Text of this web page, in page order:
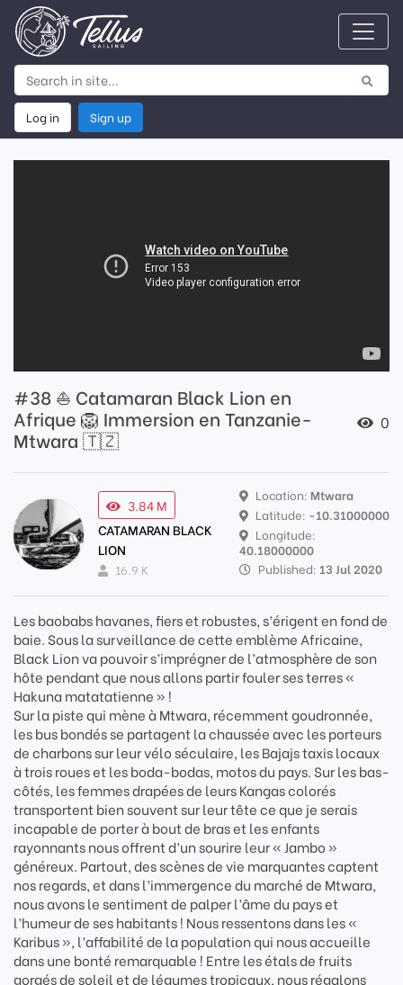
Log in Sign up
#38 ⛵️ Catamaran Black Lion en
Afrique 🦁 Immersion en Tanzanie-
Mtwara 🇹🇿
0
3.84 M
CATAMARAN BLACK
LION
16.9 K
Location: Mtwara
Latitude: -10.31000000
Longitude:
40.18000000
Published: 13 Jul 2020
Les baobabs havanes, fiers et robustes, s’érigent en fond de
baie. Sous la surveillance de cette emblème Africaine,
Black Lion va pouvoir s’imprégner de l’atmosphère de son
hôte pendant que nous allons partir fouler ses terres «
Hakuna matatatienne » !
Sur la piste qui mène à Mtwara, récemment goudronnée,
les bus bondés se partagent la chaussée avec les porteurs
de charbons sur leur vélo séculaire, les Bajajs taxis locaux
à trois roues et les boda-bodas, motos du pays. Sur les bas-
côtés, les femmes drapées de leurs Kangas colorés
transportent bien souvent sur leur tête ce que je serais
incapable de porter à bout de bras et les enfants
rayonnants nous offrent d’un sourire leur « Jambo »
généreux. Partout, des scènes de vie marquantes captent
nos regards, et dans l’immergence du marché de Mtwara,
nous avons le sentiment de palper l’âme du pays et
l’humeur de ses habitants ! Nous ressentons dans les «
Karibus », l’affabilité de la population qui nous accueille
dans une bonté remarquable ! Entre les étals de fruits
gorgés de soleil et de légumes tropicaux, nous régalons